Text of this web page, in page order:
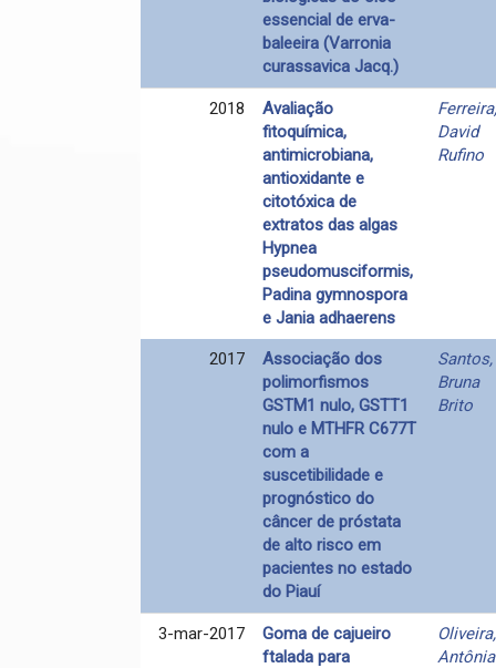
essencial de erva-
baleeira (Varronia
curassavica Jacq.)
2018
Avaliação
fitoquímica,
antimicrobiana,
antioxidante e
citotóxica de
extratos das algas
Hypnea
pseudomusciformis,
Padina gymnospora
e Jania adhaerens
Ferreira,
David
Rufino
2017
Associação dos
polimorfismos
GSTM1 nulo, GSTT1
nulo e MTHFR C677T
com a
suscetibilidade e
prognóstico do
câncer de próstata
de alto risco em
pacientes no estado
do Piauí
Santos,
Bruna
Brito
3-mar-2017
Goma de cajueiro
ftalada para
Oliveira,
Antônia